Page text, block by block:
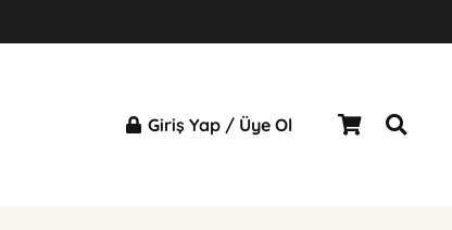
Giriş Yap / Üye Ol